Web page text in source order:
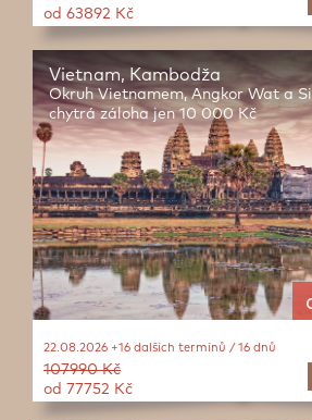
od 63892 Kč
Vietnam, Kambodža
Okruh Vietnamem, Angkor Wat a
chytrá záloha jen 10 000 Kč
22.08.2026 +16 dalších termínů / 16 dnů
107990 Kč
od 77752 Kč